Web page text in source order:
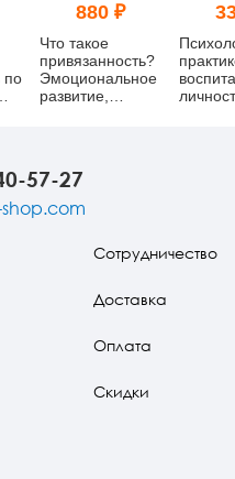
по
880 ₽
Что такое
привязанность?
Эмоциональное
развитие,
57-27
Сотрудничество
Доставка
Оплата
Скидки